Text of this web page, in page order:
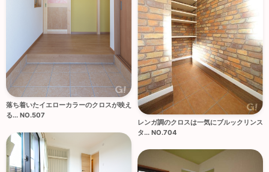
落ち着いたイエローカラーのクロスが映え
る... NO.507
レンガ調のクロスは一気にブルックリンス
タ... NO.704